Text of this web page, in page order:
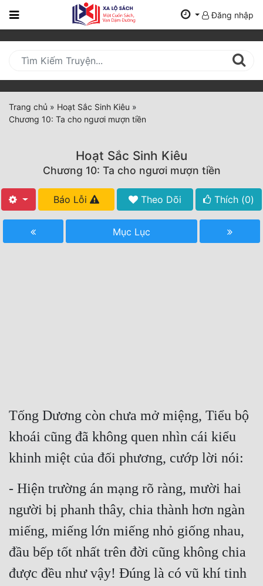
Trang
Mới
Cập
Nhật
(current)
Tất Cả
Hoàn Thành
Xa Lộ Dịch
Cung Đấu
Cạnh Kỹ
Cổ Tiên Hiệp
Cổ Đại
Du Hí
Đăng nhập
Trang chủ » Hoạt Sắc Sinh Kiêu »
Chương 10: Ta cho ngươi mượn tiền
Hoạt Sắc Sinh Kiêu
Chương 10: Ta cho ngươi mượn tiền
Báo Lỗi Theo Dõi Thích (0)
Mục Lục
Tống Dương còn chưa mở miệng, Tiểu bộ
khoái cũng đã không quen nhìn cái kiểu
khinh miệt của đối phương, cướp lời nói:
- Hiện trường án mạng rõ ràng, mười hai
người bị phanh thây, chia thành hơn ngàn
miếng, miếng lớn miếng nhỏ giống nhau,
đầu bếp tốt nhất trên đời cũng không chia
được đều như vậy! Đúng là có vũ khí tinh